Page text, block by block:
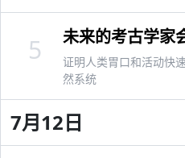
未来的考古学家
证明人类胃口和活动快
然系统
5
7月12日